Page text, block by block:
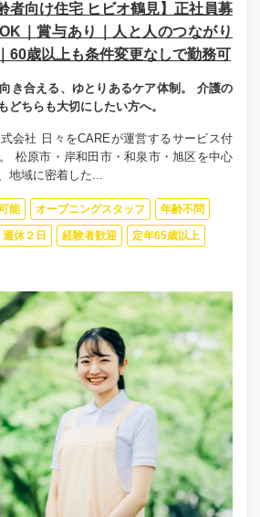
者向け住宅 ヒビオ鶴見】正社員募
｜賞与あり｜人と人のつながり
60歳以上も条件変更なしで勤務可
き合える、ゆとりあるケア体制。 介護の
どちらも大切にしたい方へ。
会社 日々をCAREが運営するサービス付
松原市・岸和田市・和泉市・旭区を中心
地域に密着した...
能 オープニングスタッフ 年齢不問
週休２日 経験者歓迎 定年65歳以上